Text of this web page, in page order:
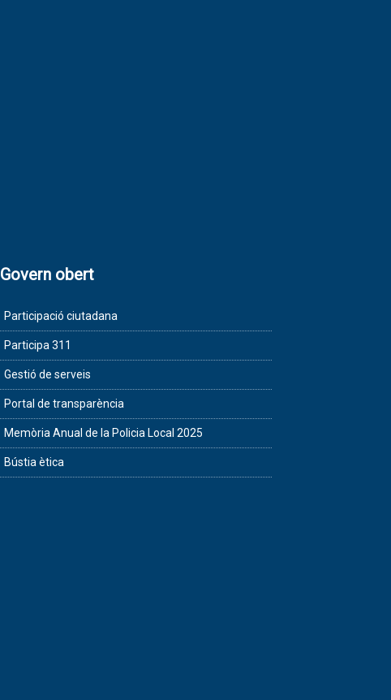
Govern obert
Participació ciutadana
Participa 311
Gestió de serveis
Portal de transparència
Memòria Anual de la Policia Local 2025
Bústia ètica